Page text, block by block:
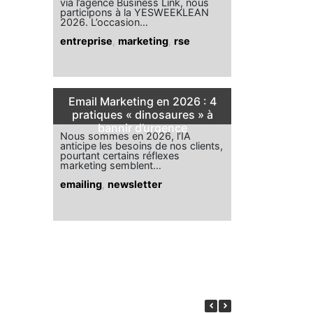
participons à la YESWEEKLEAN
2026. L’occasion…
entreprise marketing rse
Email Marketing en 2026 : 4
pratiques « dinosaures » à
bannir d’urgence
Nous sommes en 2026, l’IA
anticipe les besoins de nos clients,
pourtant certains réflexes
marketing semblent…
emailing, newsletter